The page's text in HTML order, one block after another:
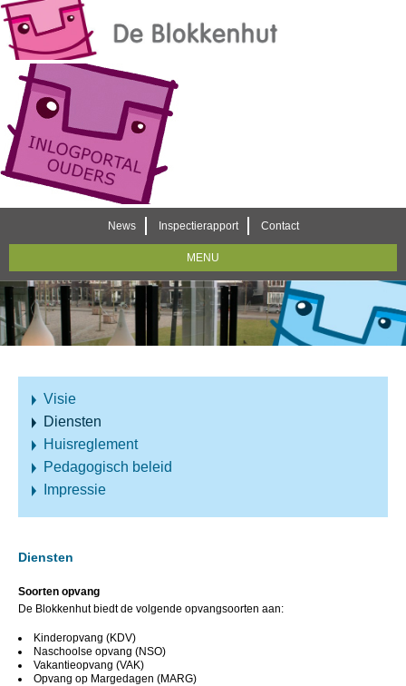
News Inspectierapport Contact
MENU
Visie
Diensten
Huisreglement
Pedagogisch beleid
Impressie
Diensten
Soorten opvang
De Blokkenhut biedt de volgende opvangsoorten aan:
Kinderopvang (KDV)
Naschoolse opvang (NSO)
Vakantieopvang (VAK)
Opvang op Margedagen (MARG)